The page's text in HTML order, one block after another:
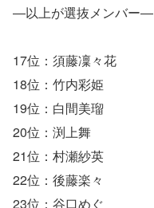
―以上が選抜メンバー―
17位：須藤凜々花
18位：竹内彩姫
19位：白間美瑠
20位：渕上舞
21位：村瀬紗英
22位：後藤楽々
23位：谷口めぐ